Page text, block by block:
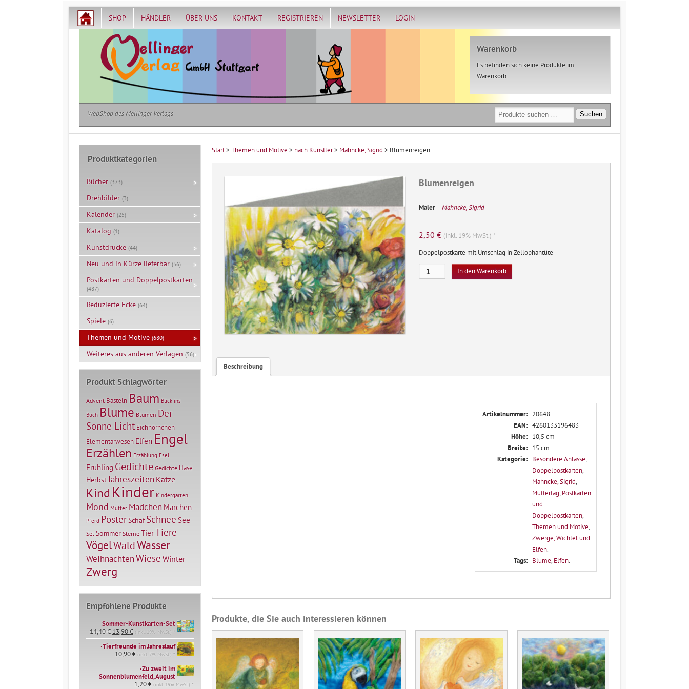
SHOP HÄNDLER ÜBER UNS KONTAKT REGISTRIEREN NEWSLETTER LOGIN
Warenkorb
Es befinden sich keine Produkte im
Warenkorb.
WebShop des Mellinger Verlags
Suchen
nach:
Suchen
Start> Themen und Motive > nach Künstler> Mahncke, Sigrid > Blumenreigen
Blumenreigen
Maler Mahncke, Sigrid
2,50 € (inkl. 19% MwSt.) *
Doppelpostkarte mit Umschlag in Zellophantüte
Blumenreigen
Menge
In den Warenkorb
Beschreibung
Artikelnummer: 20648
EAN: 4260133196483
Höhe: 10,5 cm
Breite: 15 cm
Kategorie: Besondere Anlässe,
Doppelpostkarten,
Mahncke, Sigrid,
Muttertag, Postkarten
und
Doppelpostkarten,
Themen und Motive,
Zwerge, Wichtel und
Elfen.
Tags: Blume, Elfen.
Produkte, die Sie auch interessieren können
Produktkategorien
Bücher (373)
Drehbilder (3)
Kalender (25)
Katalog (1)
Kunstdrucke (44)
Neu und in Kürze lieferbar (56)
Postkarten und Doppelpostkarten
(487)
Reduzierte Ecke (64)
Spiele (6)
Themen und Motive (680)
Weiteres aus anderen Verlagen (56)
Produkt Schlagwörter
Advent Basteln Baum Blick ins
Buch Blume Blumen Der
Sonne Licht Eichhörnchen
Elementarwesen Elfen Engel
Erzählen Erzählung Esel
Frühling Gedichte Gedichte Hase
HerbstJahreszeiten Katze
KindKinder Kindergarten
Mond Mutter Mädchen Märchen
Pferd PosterSchaf Schnee See
Set Sommer Sterne TierTiere
VögelWaldWasser
WeihnachtenWiese Winter
Zwerg
Empfohlene Produkte
Sommer-Kunstkarten-Set
14,40€ Ursprünglicher
Preis
war:
14,40 €
13,90€Aktueller
Preis
ist:
13,90 €.
(inkl. 19% MwSt.) *
∙Tierfreunde im Jahreslauf
10,90€ (inkl. 7% MwSt.) *
∙Zu zweit im
Sonnenblumenfeld, August
1,20€ (inkl. 19% MwSt.) *